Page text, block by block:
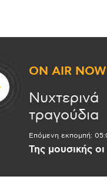
ON AIR NOW
Νυχτερινά
τραγούδια
Επόμενη εκπομπή:
Της μουσικής